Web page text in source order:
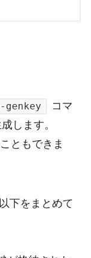
genkey
コマ
します。
ともできま
下をまとめて